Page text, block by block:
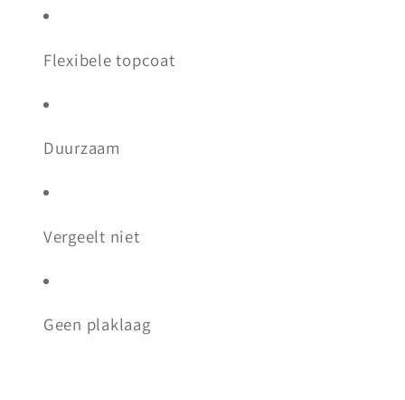
Flexibele topcoat
Duurzaam
Vergeelt niet
Geen plaklaag